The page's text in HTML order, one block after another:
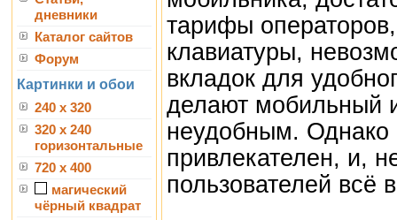
дневники
Каталог сайтов
Форум
Картинки и обои
240 x 320
320 x 240
горизонтальные
720 x 400
магический
чёрный квадрат
тарифы
клавиатуры,
вкладок для
делают мобильный
неудобным. Однако
привлекателен, и,
пользователей всё